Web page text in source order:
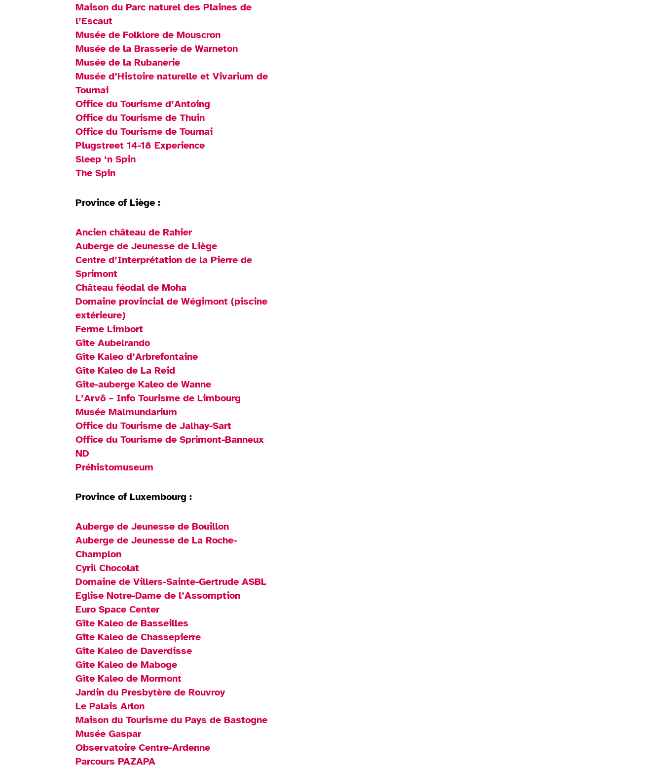
Maison du Parc naturel des Plaines de
l’Escaut
Musée de Folklore de Mouscron
Musée de la Brasserie de Warneton
Musée de la Rubanerie
Musée d’Histoire naturelle et Vivarium de
Tournai
Office du Tourisme d’Antoing
Office du Tourisme de Thuin
Office du Tourisme de Tournai
Plugstreet 14-18 Experience
Sleep ‘n Spin
The Spin
Province of Liège :
Ancien château de Rahier
Auberge de Jeunesse de Liège
Centre d’Interprétation de la Pierre de
Sprimont
Château féodal de Moha
Domaine provincial de Wégimont (piscine
extérieure)
Ferme Limbort
Gîte Aubelrando
Gîte Kaleo d’Arbrefontaine
Gîte Kaleo de La Reid
Gîte-auberge Kaleo de Wanne
L’Arvô – Info Tourisme de Limbourg
Musée Malmundarium
Office du Tourisme de Jalhay-Sart
Office du Tourisme de Sprimont-Banneux
ND
Préhistomuseum
Province of Luxembourg :
Auberge de Jeunesse de Bouillon
Auberge de Jeunesse de La Roche-
Champlon
Cyril Chocolat
Domaine de Villers-Sainte-Gertrude ASBL
Eglise Notre-Dame de l’Assomption
Euro Space Center
Gîte Kaleo de Basseilles
Gîte Kaleo de Chassepierre
Gîte Kaleo de Daverdisse
Gîte Kaleo de Maboge
Gîte Kaleo de Mormont
Jardin du Presbytère de Rouvroy
Le Palais Arlon
Maison du Tourisme du Pays de Bastogne
Musée Gaspar
Observatoire Centre-Ardenne
Parcours PAZAPA